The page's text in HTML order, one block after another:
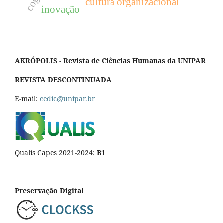
cultura organizacional
inovação
AKRÓPOLIS - Revista de Ciências Humanas da UNIPAR
REVISTA DESCONTINUADA
E-mail: cedic@unipar.br
Qualis Capes 2021-2024: B1
Preservação Digital